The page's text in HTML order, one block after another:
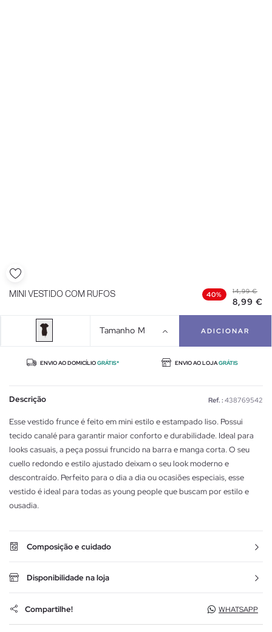
MINI VESTIDO COM RUFOS 40% 14,99 €
8,99 €
Tamanho M ADICIONAR
ENVIO AO DOMICÍLIOGRÁTIS* ENVIO AO LOJAGRÁTIS
Descrição Ref. : 438769542
Esse vestido frunce é feito em mini estilo e estampado liso. Possui
tecido canalé para garantir maior conforto e durabilidade. Ideal para
looks casuais, a peça possui fruncido na barra e manga corta. O seu
cuello redondo e estilo ajustado deixam o seu look moderno e
descontraído. Perfeito para o dia a dia ou ocasiões especiais, esse
vestido é ideal para todas as young people que buscam por estilo e
ousadia.
Composição e cuidado
Disponibilidade na loja
Compartilhe! WHATSAPP